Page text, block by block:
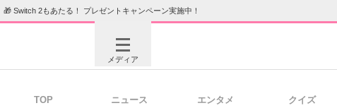
🎁 Switch 2もあたる！ プレゼントキャンペーン実施中！
メディア
TOP ニュース エンタメ クイズ